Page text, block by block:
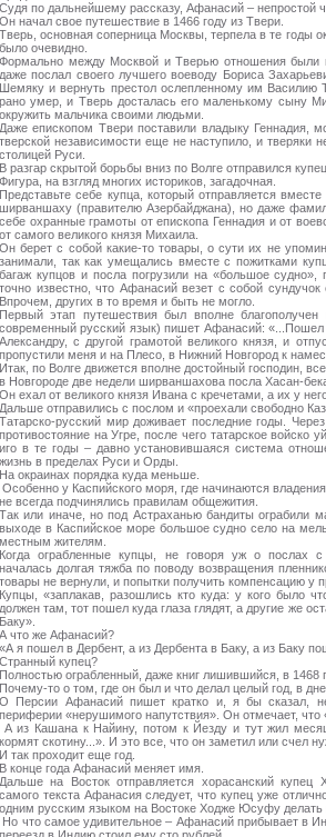
Судя по дальнейшему рассказу, Афанасий – непростой
Он начал свое путешествие в 1466 году из Твери.
Тверь, основная соперница Москвы, терпела в те годы
было очевидно.
Формально между Москвой и Тверью отношения были
даже послал своего лучшего воеводу Бориса
Шемяку и вернуть престол ослепленному им
рано умер, и Тверь досталась его маленькому сыну
окружить мальчика своими людьми.
Даже епископом Твери поставили владыку Геннадия,
тверской независимости еще не наступило, и тверяки
столицей Руси.
В разгар скрытой борьбы вниз по Волге отправился
Фигура, на взгляд многих историков, загадочная.
Представьте себе купца, который отправляется
ширваншаху (правителю Азербайджана), но даже
себе охранные грамоты от епископа Геннадия и от
от самого великого князя Михаила.
Он берет с собой какие-то товары, о сути их не
занимали, так как умещались вместе с пожитками
багаж купцов и посла погрузили на «большое
точно известно, что Афанасий везет с собой
Впрочем, других в то время и быть не могло.
Первый этап путешествия был вполне
современный русский язык) пишет Афанасий: «...Пошел
Александру, с другой грамотой великого князя, и
пропустили меня и на Плесо, в Нижний Новгород к
Итак, по Волге движется вполне достойный господин,
в Новгороде две недели ширваншахова посла Хасан-
Он ехал от великого князя Ивана с кречетами, а их у
Дальше отправились с послом и «проехали свободно
Татарско-русский мир доживает последние годы.
противостояние на Угре, после чего татарское войско
иго в те годы – давно установившаяся система
жизнь в пределах Руси и Орды.
На окраинах порядка куда меньше.
Особенно у Каспийского моря, где начинаются
не всегда подчинялись правилам общежития.
Так или иначе, но под Астраханью бандиты ограбили
выходе в Каспийское море большое судно село на
местным жителям.
Когда ограбленные купцы, не говоря уж о послах
началась долгая тяжба по поводу возвращения
товары не вернули, и попытки получить компенсацию у
Купцы, «заплакав, разошлись кто куда: у кого было
должен там, тот пошел куда глаза глядят, а другие же
Баку».
А что же Афанасий?
«А я пошел в Дербент, а из Дербента в Баку, а из Баку
Странный купец?
Полностью ограбленный, даже книг лишившийся, в 1468
Почему-то о том, где он был и что делал целый год, в
О Персии Афанасий пишет кратко и, я бы сказал,
периферии «нерушимого напутствия». Он отмечает,
А из Кашана к Найину, потом к Йезду и тут жил
кормят скотину...». И это все, что он заметил или счел
И так проходит еще год.
В конце года Афанасий меняет имя.
Дальше на Восток отправляется хорасанский
самого текста Афанасия следует, что купец уже
одним русским языком на Востоке Ходже Юсуфу делать
Но что самое удивительное – Афанасий прибывает в